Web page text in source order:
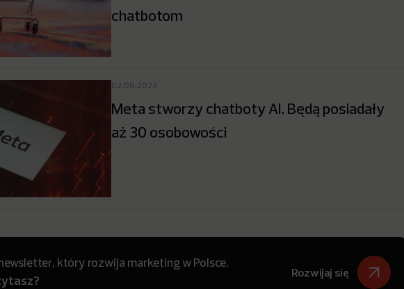
chatbotom
02.08.2023
Meta stworzy chatboty AI. Będą posiadały
aż 30 osobowości
który rozwija marketing w Polsce.
Rozwijaj się